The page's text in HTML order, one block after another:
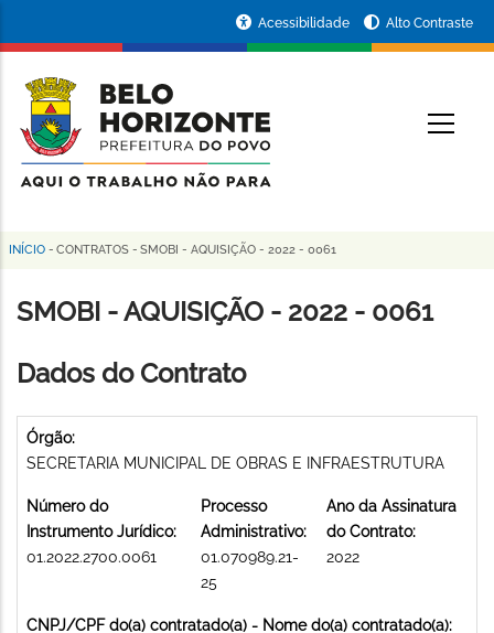
conteúdo
principal
da
Prefeitura
de
Horizonte
Acessibilidade Alto Contraste
Trilha
de
INÍCIO - CONTRATOS - SMOBI - AQUISIÇÃO - 2022 - 0061
SMOBI - AQUISIÇÃO - 2022 - 0061
Dados do Contrato
Órgão:
SECRETARIA MUNICIPAL DE OBRAS E INFRAESTRUTURA
Número do
Instrumento Jurídico:
01.2022.2700.0061
Processo
Administrativo:
01.070989.21-
25
Ano da Assinatura
do Contrato:
2022
CNPJ/CPF do(a) contratado(a) - Nome do(a) contratado(a):